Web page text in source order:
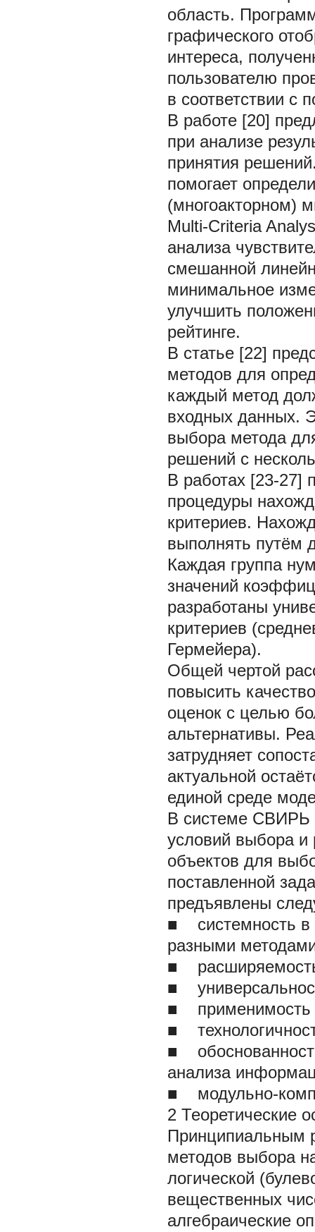
область.
графического
интереса,
пользователю
в соответствии с
В работе [20]
при анализе
принятия
помогает
(многоакторном)
Multi-Criteria
анализа
смешанной
минимальное
улучшить
рейтинге.
В статье [22]
методов для
каждый метод
входных данных.
выбора метода
решений с
В работах [23-27]
процедуры
критериев.
выполнять путём
Каждая группа
значений
разработаны
критериев
Гермейера).
Общей чертой
повысить
оценок с целью
альтернативы.
затрудняет
актуальной
единой среде
В системе СВИРЬ
условий выбора
объектов для
поставленной
предъявлены
■
системность
разными
■
■
■
■
■
анализа
■
модульно-
2 Теоретические
Принципиальным
методов выбора
логической
вещественных
алгебраические